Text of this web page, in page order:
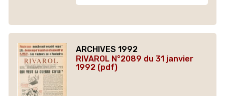
ARCHIVES 1992
RIVAROL N°2089 du 31 janvier
1992 (pdf)